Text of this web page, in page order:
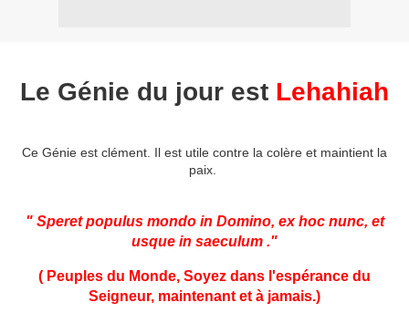
Le Génie du jour est Lehahiah
Ce Génie est clément. Il est utile contre la colère et maintient la
paix.
" Speret populus mondo in Domino, ex hoc nunc, et
usque in saeculum ."
( Peuples du Monde, Soyez dans l'espérance du
Seigneur, maintenant et à jamais.)